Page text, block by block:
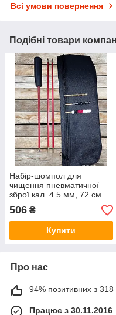
Всі умови повернення
Подібні товари
Набір-шомпол для
чищення пневматичної
зброї кал. 4.5 мм, 72 см
сталевий в обплетенні
(текстильний чохол)
506 ₴
Купити
Про нас
94% позитивних з 318
Працює з 30.11.2016